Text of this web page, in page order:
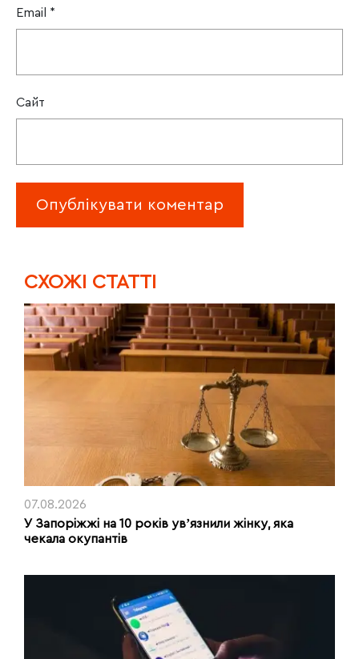
Email *
Сайт
CХОЖІ СТАТТІ
07.08.2026
У Запоріжжі на 10 років увʼязнили жінку, яка
чекала окупантів